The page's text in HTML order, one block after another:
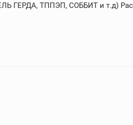
ГЕРДА, ТППЭП, СОББИТ и т.д)